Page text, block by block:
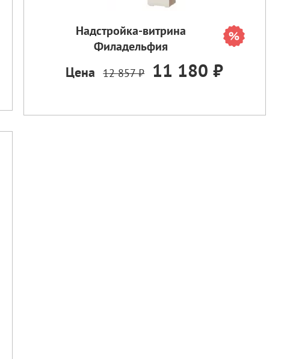
Надстройка-витрина
Филадельфия
Цена 12 857 ₽ 11 180 ₽